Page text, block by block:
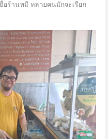
ร้านหมี หลายคนมักจะเรียก